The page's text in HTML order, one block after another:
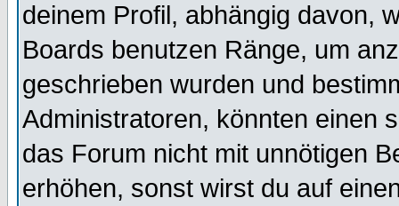
deinem Profil, abhängig davon,
Boards benutzen Ränge, um
geschrieben wurden und
Administratoren, könnten einen
das Forum nicht mit unnötigen
erhöhen, sonst wirst du auf